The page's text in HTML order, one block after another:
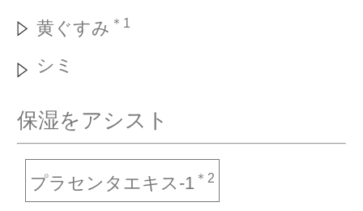
黄ぐすみ ＊1
シミ
保湿をアシスト
プラセンタエキス-1 ＊2